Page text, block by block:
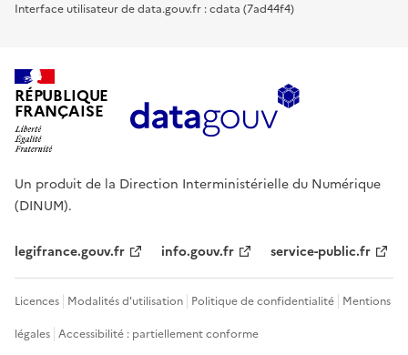
Interface utilisateur de data.gouv.fr : cdata (7ad44f4)
RÉPUBLIQUE
FRANÇAISE
Un produit de la Direction Interministérielle du Numérique
(DINUM).
legifrance.gouv.fr info.gouv.fr service-public.fr
Licences Modalités d'utilisation Politique de confidentialité Mentions
légales Accessibilité : partiellement conforme